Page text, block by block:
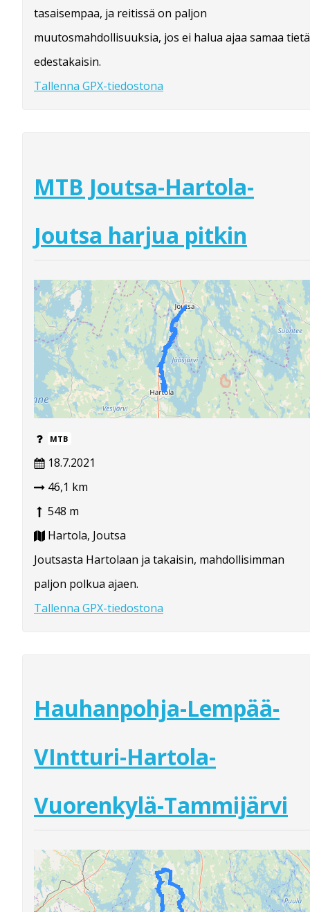
tasaisempaa, ja reitissä on paljon
muutosmahdollisuuksia, jos ei halua ajaa samaa tietä
edestakaisin.
Tallenna GPX-tiedostona
MTB Joutsa-Hartola-
Joutsa harjua pitkin
MTB
18.7.2021
46,1 km
548 m
Hartola, Joutsa
Joutsasta Hartolaan ja takaisin, mahdollisimman
paljon polkua ajaen.
Tallenna GPX-tiedostona
Hauhanpohja-Lempää-
VIntturi-Hartola-
Vuorenkylä-Tammijärvi